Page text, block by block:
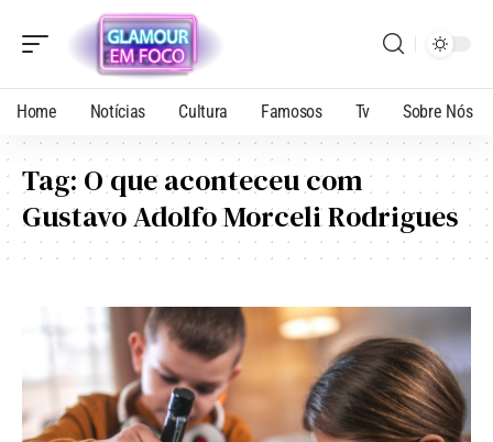
Home Notícias Cultura Famosos Tv Sobre Nós
Tag: O que aconteceu com
Gustavo Adolfo Morceli Rodrigues